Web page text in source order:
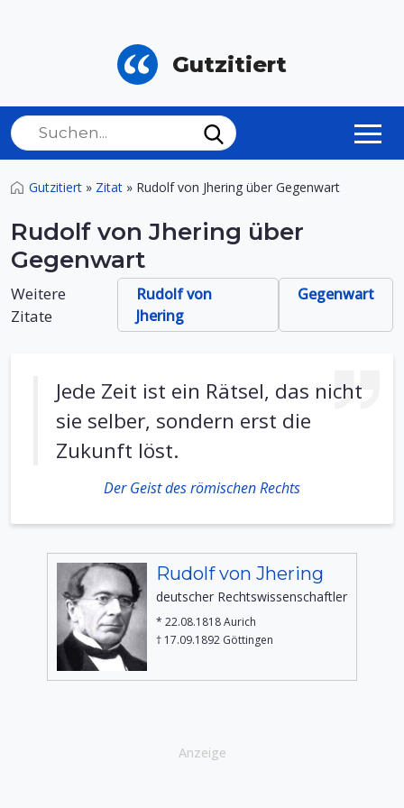
Gutzitiert
Gutzitiert » Zitat » Rudolf von Jhering über Gegenwart
Rudolf von Jhering über
Gegenwart
Weitere
Zitate
Rudolf von
Jhering
Gegenwart
Jede Zeit ist ein Rätsel, das nicht
sie selber, sondern erst die
Zukunft löst.
Der Geist des römischen Rechts
Rudolf von Jhering
deutscher Rechtswissenschaftler
* 22.08.1818 Aurich
† 17.09.1892 Göttingen
Anzeige